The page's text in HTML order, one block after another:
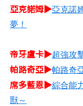
亞克諾姆▶亞克諾
夢！
帝牙盧卡▶超強攻
帕路奇亞▶帕路奇
席多藍恩▶綜合能
獸～